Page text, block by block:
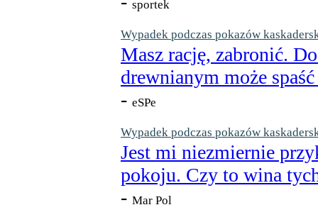
sportek
Wypadek podczas pokazów
Masz rację, zabronić.
drewnianym może
- eSPe
Wypadek podczas pokazów
Jest mi niezmiernie
pokoju. Czy to wina
- Mar Pol